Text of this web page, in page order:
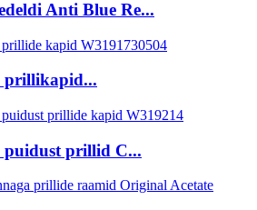
Anti Blue Re...
prillikapid...
puidust prillid C...